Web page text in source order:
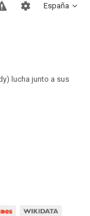
España
lucha junto a sus